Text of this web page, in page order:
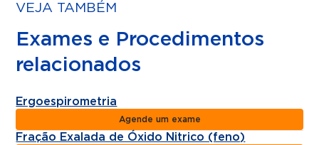
VEJA TAMBÉM
Exames e Procedimentos
relacionados
Ergoespirometria
Agende um exame
Fração Exalada de Óxido Nitrico (feno)